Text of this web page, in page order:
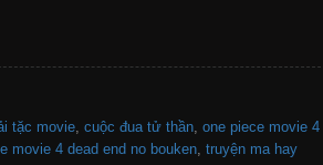
tặc movie cuộc đua tử thần one piece movie 4
movie 4 dead end no bouken truyện ma hay